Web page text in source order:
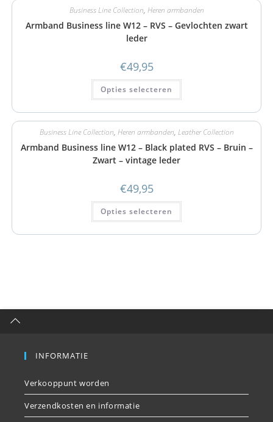
Business Line Collection, Heren armbanden
Armband Business line W12 – RVS – Gevlochten zwart
leder
€49,95
Opties selecteren
Business Line Collection, Heren armbanden, Leather Collection
Armband Business line W12 – Black plated RVS – Bruin –
Zwart – vintage leder
€49,95
Opties selecteren
INFORMATIE
Verkooppunt worden
Verzendkosten en informatie